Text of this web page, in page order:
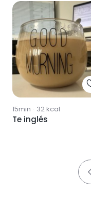
15min · 32kcal
Te inglés